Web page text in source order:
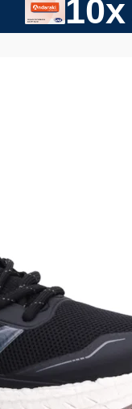
10x